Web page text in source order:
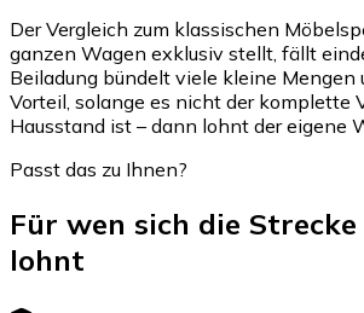
Der Vergleich zum klassischen
ganzen Wagen exklusiv stellt, fällt
Beiladung bündelt viele kleine Mengen
Vorteil, solange es nicht der komplette
Hausstand ist – dann lohnt der eigene
Passt das zu Ihnen?
Für wen sich die
lohnt